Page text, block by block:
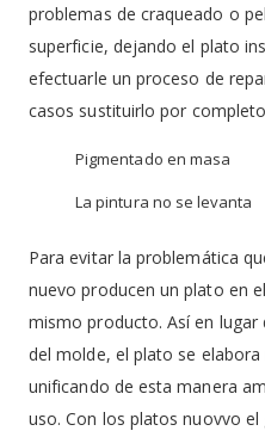
problemas de craqueado o
superficie, dejando el plato
efectuarle un proceso de
casos sustituirlo por
Pigmentado en masa
La pintura no se levanta
Para evitar la problemática
nuevo producen un plato en
mismo producto. Así en
del molde, el plato se
unificando de esta manera
uso. Con los platos nuovvo